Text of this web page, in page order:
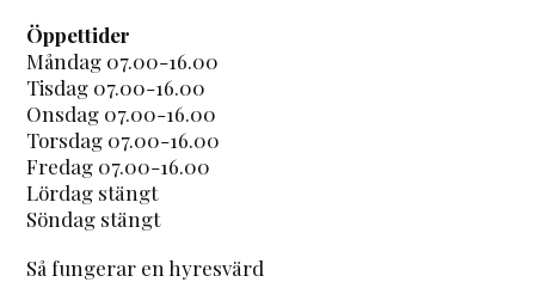
Öppettider
Måndag 07.00-16.00
Tisdag 07.00-16.00
Onsdag 07.00-16.00
Torsdag 07.00-16.00
Fredag 07.00-16.00
Lördag stängt
Söndag stängt
Så fungerar en hyresvärd